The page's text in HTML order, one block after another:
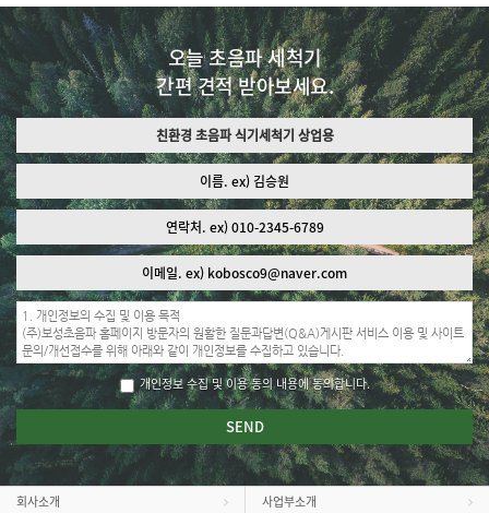
오늘 초음파 세척기
간편 견적받아보세요.
개인정보 수집 및 이용 동의내용에 동의합니다.
회사소개 사업부소개